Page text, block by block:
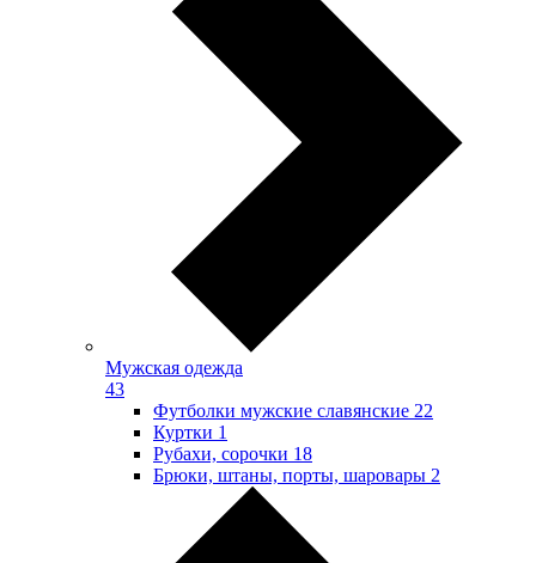
Мужская одежда
43
Футболки мужские славянские 22
Куртки 1
Рубахи, сорочки 18
Брюки, штаны, порты, шаровары 2